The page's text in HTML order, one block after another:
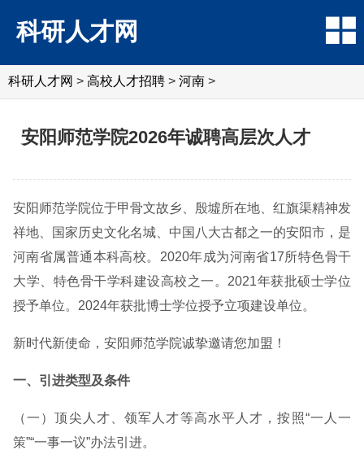
科研人才网
科研人才网 > 高校人才招聘 > 河南 >
安阳师范学院2026年诚聘高层次人才
安阳师范学院位于甲骨文故乡、殷墟所在地、红旗渠精神发
祥地、国家历史文化名城、中国八大古都之一的安阳市，是
河南省属普通本科高校。2020年成为河南省17所特色骨干
大学、特色骨干学科建设高校之一。2021年获批硕士学位
授予单位。2024年获批博士学位授予立项建设单位。
新时代新使命，安阳师范学院诚挚邀请您加盟！
一、引进类型及条件
（一）顶尖人才、领军人才等高水平人才，按照“一人一
策”“一事一议”办法引进。